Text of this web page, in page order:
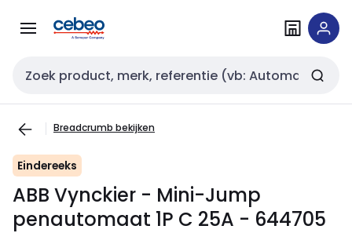
naar
naar
Zoekveld invoer
Breadcrumb bekijken
Eindereeks
ABB Vynckier - Mini-Jump
penautomaat 1P C 25A - 644705